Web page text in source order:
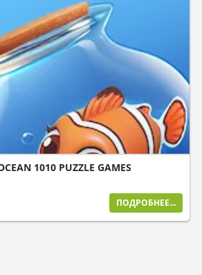
1010 PUZZLE GAMES
ПОДРОБНЕЕ...